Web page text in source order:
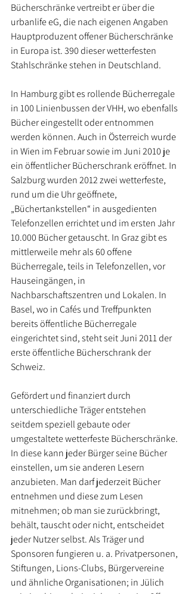
Bücherschränke vertreibt er über die
urbanlife eG, die nach eigenen Angaben
Hauptproduzent offener Bücherschränke
in Europa ist. 390 dieser wetterfesten
Stahlschränke stehen in Deutschland.
In Hamburg gibt es rollende Bücherregale
in 100 Linienbussen der VHH, wo ebenfalls
Bücher eingestellt oder entnommen
werden können. Auch in Österreich wurde
in Wien im Februar sowie im Juni 2010 je
ein öffentlicher Bücherschrank eröffnet. In
Salzburg wurden 2012 zwei wetterfeste,
rund um die Uhr geöffnete,
„Büchertankstellen“ in ausgedienten
Telefonzellen errichtet und im ersten Jahr
10.000 Bücher getauscht. In Graz gibt es
mittlerweile mehr als 60 offene
Bücherregale, teils in Telefonzellen, vor
Hauseingängen, in
Nachbarschaftszentren und Lokalen. In
Basel, wo in Cafés und Treffpunkten
bereits öffentliche Bücherregale
eingerichtet sind, steht seit Juni 2011 der
erste öffentliche Bücherschrank der
Schweiz.
Gefördert und finanziert durch
unterschiedliche Träger entstehen
seitdem speziell gebaute oder
umgestaltete wetterfeste Bücherschränke.
In diese kann jeder Bürger seine Bücher
einstellen, um sie anderen Lesern
anzubieten. Man darf jederzeit Bücher
entnehmen und diese zum Lesen
mitnehmen; ob man sie zurückbringt,
behält, tauscht oder nicht, entscheidet
jeder Nutzer selbst. Als Träger und
Sponsoren fungieren u. a. Privatpersonen,
Stiftungen, Lions-Clubs, Bürgervereine
und ähnliche Organisationen; in Jülich